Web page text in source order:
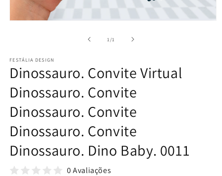
modal
1 /de1
FESTÁLIA DESIGN
Dinossauro. Convite Virtual
Dinossauro. Convite
Dinossauro. Convite
Dinossauro. Convite
Dinossauro. Dino Baby. 0011
0 Avaliações